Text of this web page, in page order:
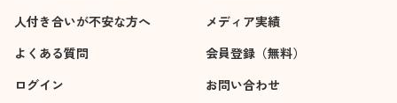
人付き合いが不安な方へ
メディア実績
よくある質問
会員登録（無料）
ログイン
お問い合わせ